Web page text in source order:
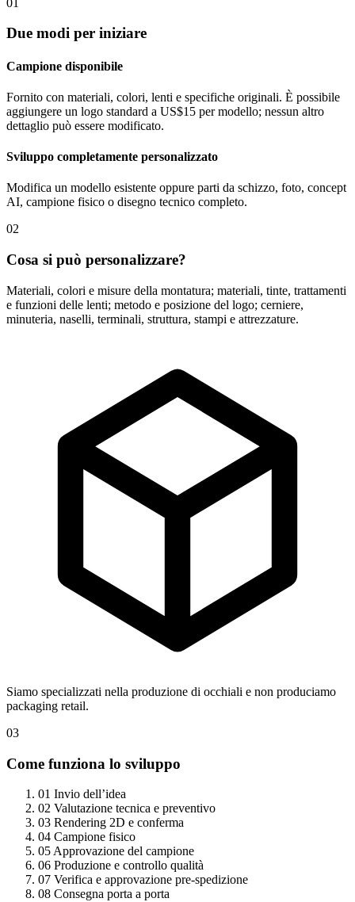
Due modi per iniziare
Campione disponibile
Fornito con materiali, colori, lenti e specifiche originali. È possibile
aggiungere un logo standard a US$15 per modello; nessun altro
dettaglio può essere modificato.
Sviluppo completamente personalizzato
Modifica un modello esistente oppure parti da schizzo, foto, concept
AI, campione fisico o disegno tecnico completo.
02
Cosa si può personalizzare?
Materiali, colori e misure della montatura; materiali, tinte, trattamenti
e funzioni delle lenti; metodo e posizione del logo; cerniere,
minuteria, naselli, terminali, struttura, stampi e attrezzature.
Siamo specializzati nella produzione di occhiali e non produciamo
packaging retail.
03
Come funziona lo sviluppo
01 Invio dell’idea
02 Valutazione tecnica e preventivo
03 Rendering 2D e conferma
04 Campione fisico
05 Approvazione del campione
06 Produzione e controllo qualità
07 Verifica e approvazione pre-spedizione
08 Consegna porta a porta